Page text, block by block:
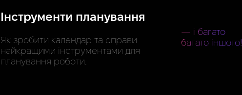
Інструменти планування
Як зробити календар та справи
найкращими інструментами для
планування роботи.
— і багато
багато іншого!